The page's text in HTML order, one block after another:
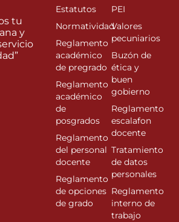
tu
y
Estatutos
Normatividad
Reglamento
académico
de pregrado
Reglamento
académico
de
posgrados
Reglamento
del personal
docente
Reglamento
de opciones
de grado
PEI
Valores
pecuniarios
Buzón de
ética y
buen
gobierno
Reglamento
escalafon
docente
Tratamiento
de datos
personales
Reglamento
interno de
trabajo